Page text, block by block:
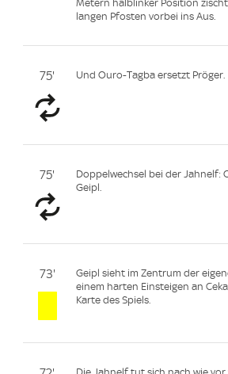
Metern halblinker Position
langen Pfosten vorbei ins Aus.
75' Und Ouro-Tagba ersetzt Pröger.
75'
Doppelwechsel bei der Jahnelf:
Geipl.
73'
Geipl sieht im Zentrum der
einem harten Einsteigen an
Karte des Spiels.